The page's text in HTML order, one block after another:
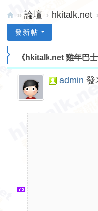
lk.
» 論壇 › hkitalk.net ›
發新帖
《hkitalk.net 雞年巴
admin 發